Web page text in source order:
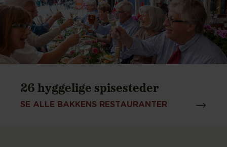
26 hyggelige spisesteder
SE ALLE BAKKENS RESTAURANTER